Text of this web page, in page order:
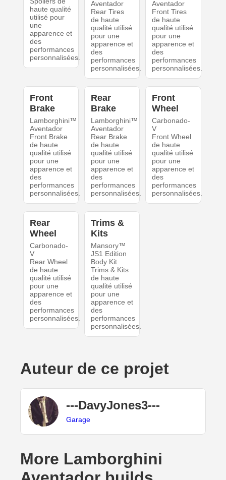
haute qualité
utilisé pour
une
apparence et
des
performances
personnalisées.
Aventador
Rear Tires
de haute
qualité utilisé
pour une
apparence et
des
performances
personnalisées.
Aventador
Front Tires
de haute
qualité utilisé
pour une
apparence et
des
performances
personnalisées.
Front
Brake
Lamborghini™
Aventador
Front Brake
de haute
qualité utilisé
pour une
apparence et
des
performances
personnalisées.
Rear
Brake
Lamborghini™
Aventador
Rear Brake
de haute
qualité utilisé
pour une
apparence et
des
performances
personnalisées.
Front
Wheel
Carbonado-
V
Front Wheel
de haute
qualité utilisé
pour une
apparence et
des
performances
personnalisées.
Rear
Wheel
Carbonado-
V
Rear Wheel
de haute
qualité utilisé
pour une
apparence et
des
performances
personnalisées.
Trims &
Kits
Mansory™
JS1 Edition
Body Kit
Trims & Kits
de haute
qualité utilisé
pour une
apparence et
des
performances
personnalisées.
Auteur de ce projet
---DavyJones3---
Garage
More Lamborghini